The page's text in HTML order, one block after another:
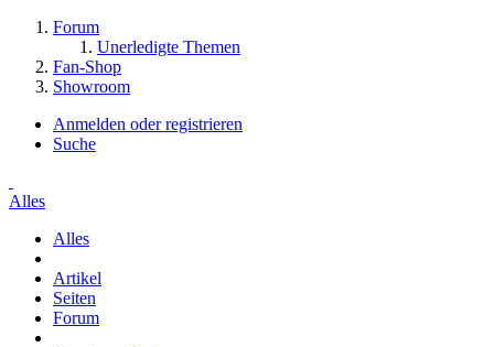
Forum
Unerledigte Themen
Fan-Shop
Showroom
Anmelden oder registrieren
Suche
Alles
Alles
Artikel
Seiten
Forum